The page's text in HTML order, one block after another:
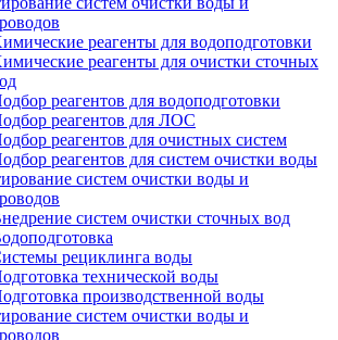
реагенты для водоподготовки
реагенты для очистки сточных
реагентов для водоподготовки
реагентов для ЛОС
реагентов для очистных систем
реагентов для систем очистки воды
систем очистки воды и
систем очистки сточных вод
рециклинга воды
технической воды
производственной воды
систем очистки воды и